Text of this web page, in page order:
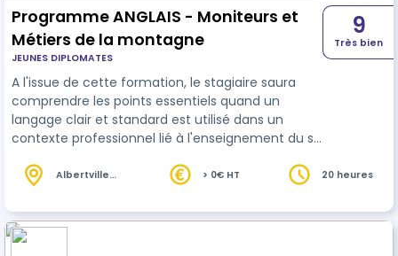
Programme ANGLAIS - Moniteurs et
Métiers de la montagne
JEUNES DIPLOMATES
A l'issue de cette formation, le stagiaire saura
comprendre les points essentiels quand un
langage clair et standard est utilisé dans un
contexte professionnel lié à l'enseignement du ski
professionnel simple sans préparation. Il aura
de la conjugaison anglaise. Le stagiaire aura 10
heures de cours avec un professeur et 10 heures
9
Très bien
Albertville
> 0€ HT 20 heures